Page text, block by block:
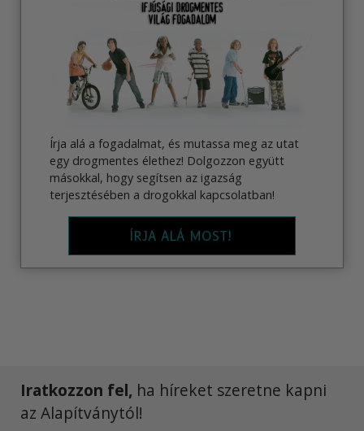
Írja alá a fogadalmat, és mutassa meg az utat
egy drogmentes élethez! Dolgozzon együtt
másokkal, hogy segítsen az igazság
terjesztésében a drogokkal kapcsolatban!
ÍRJA ALÁ MOST!
Iratkozzon fel, ha híreket szeretne kapni
az Alapítványtól!